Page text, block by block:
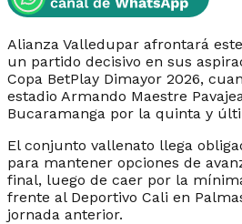
Alianza Valledupar afrontará
un partido decisivo en sus
Copa BetPlay Dimayor 2026,
estadio Armando Maestre
Bucaramanga por la quinta y
El conjunto vallenato llega
para mantener opciones de
final, luego de caer por la
frente al Deportivo Cali en
jornada anterior.